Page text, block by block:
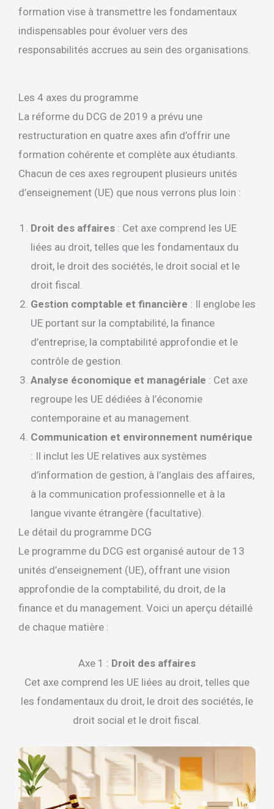
formation vise à transmettre les fondamentaux
indispensables pour évoluer vers des
responsabilités accrues au sein des organisations.
Les 4 axes du programme
La réforme du DCG de 2019 a prévu une
restructuration en quatre axes afin d’offrir une
formation cohérente et complète aux étudiants.
Chacun de ces axes regroupent plusieurs unités
d’enseignement (UE) que nous verrons plus loin :
Droit des affaires : Cet axe comprend les UE
liées au droit, telles que les fondamentaux du
droit, le droit des sociétés, le droit social et le
droit fiscal.
Gestion comptable et financière : Il englobe les
UE portant sur la comptabilité, la finance
d’entreprise, la comptabilité approfondie et le
contrôle de gestion.
Analyse économique et managériale : Cet axe
regroupe les UE dédiées à l’économie
contemporaine et au management.
Communication et environnement numérique
: Il inclut les UE relatives aux systèmes
d’information de gestion, à l’anglais des affaires,
à la communication professionnelle et à la
langue vivante étrangère (facultative).
Le détail du programme DCG
Le programme du DCG est organisé autour de 13
unités d’enseignement (UE), offrant une vision
approfondie de la comptabilité, du droit, de la
finance et du management. Voici un aperçu détaillé
de chaque matière :
Axe 1 : Droit des affaires
Cet axe comprend les UE liées au droit, telles que
les fondamentaux du droit, le droit des sociétés, le
droit social et le droit fiscal.